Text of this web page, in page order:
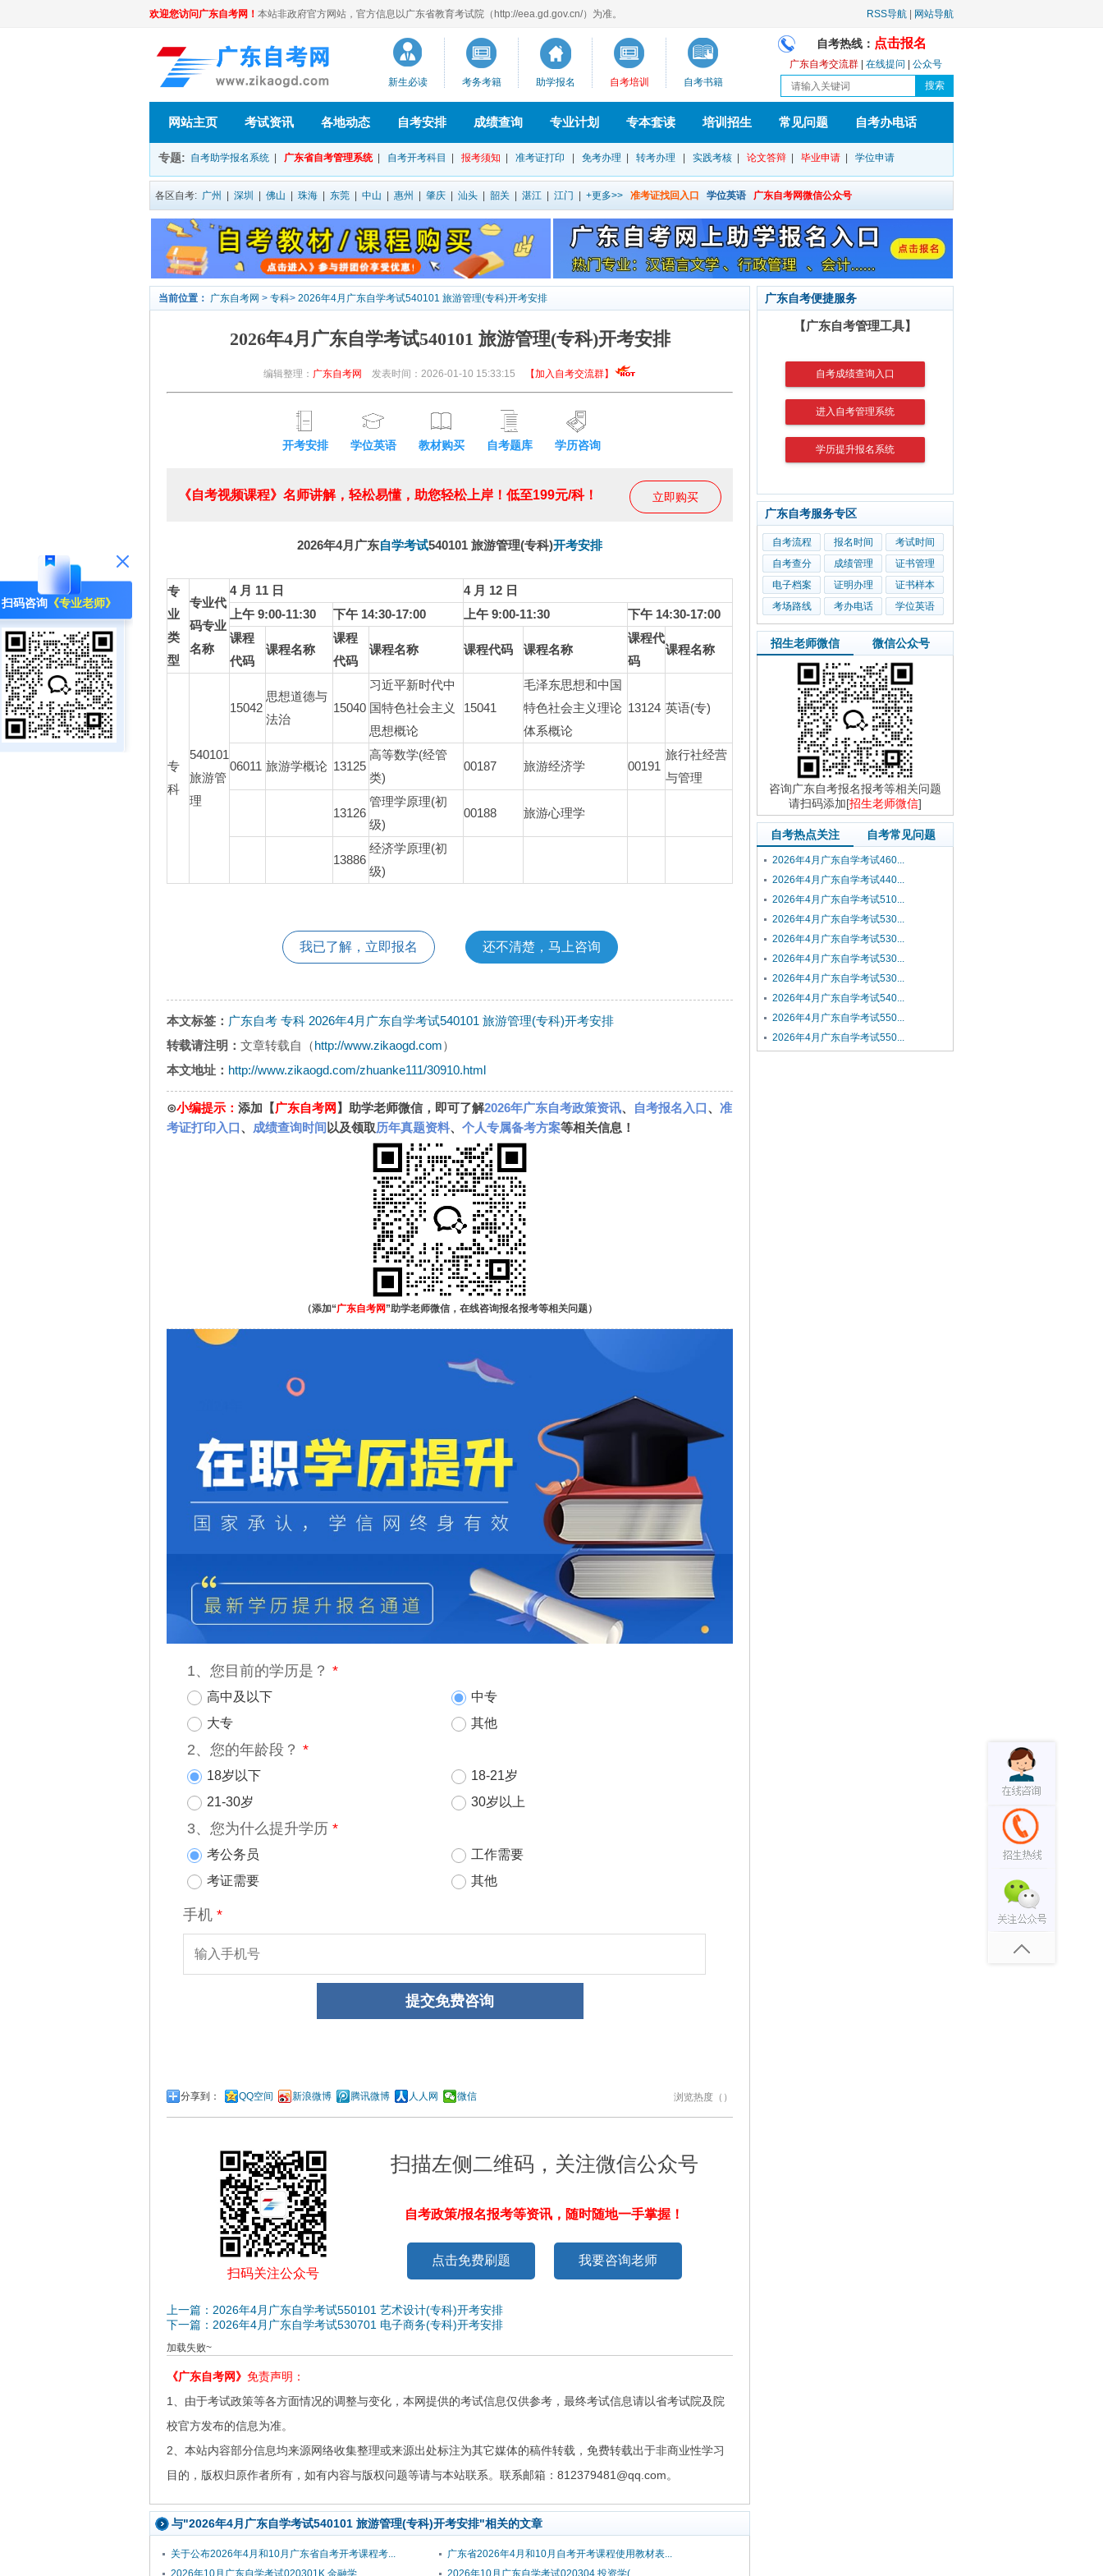
扫码咨询 《专业老师》
欢迎您访问广东自考网！ 本站非政府官方网站，官方信息以广东省教育考试院（http://eea.gd.gov.cn/）为准。 RSS导航 网站导航
新生必读 考务考籍 助学报名 自考培训 自考书籍
自考热线： 点击报名
广东自考交流群 在线提问 公众号
网站主页 考试资讯 各地动态 自考安排 成绩查询 专业计划 专本套读 培训招生 常见问题 自考办电话
专题: 自考助学报名系统 广东省自考管理系统 自考开考科目 报考须知 准考证打印 免考办理 转考办理 实践考核 论文答辩 毕业申请 学位申请
各区自考: 广州 深圳 佛山 珠海 东莞 中山 惠州 肇庆 汕头 韶关 湛江 江门 +更多>> 准考证找回入口 学位英语 广东自考网微信公众号
当前位置： 广东自考网 > 专科> 2026年4月广东自学考试540101 旅游管理(专科)开考安排
2026年4月广东自学考试540101 旅游管理(专科)开考安排
编辑整理： 广东自考网 发表时间：2026-01-10 15:33:15 【加入自考交流群】
开考安排 学位英语 教材购买 自考题库 学历咨询
立即购买
《自考视频课程》名师讲解，轻松易懂，助您轻松上岸！低至199元/科！
2026年4月广东自学考试540101 旅游管理(专科)开考安排
专
业
类
型
专业代
码专业
名称
4 月 11 日
4 月 12 日
上午 9:00-11:30
下午 14:30-17:00 上午 9:00-11:30
下午 14:30-17:00
课程
代码
课程名称
课程
代码
课程名称 课程代码 课程名称
课程代
码
课程名称
专
科
540101
旅游管
理
15042
思想道德与
法治
15040
习近平新时代中
国特色社会主义
思想概论
15041
毛泽东思想和中国
特色社会主义理论
体系概论
13124 英语(专)
06011 旅游学概论 13125
高等数学(经管
类)
00187 旅游经济学 00191
旅行社经营
与管理
13126
管理学原理(初
级)
00188 旅游心理学
13886
经济学原理(初
级)
我已了解，立即报名 还不清楚，马上咨询
本文标签： 广东自考 专科 2026年4月广东自学考试540101 旅游管理(专科)开考安排
转载请注明： 文章转载自（http://www.zikaogd.com）
本文地址： http://www.zikaogd.com/zhuanke111/30910.html
⊙小编提示： 添加【广东自考网 】助学老师微信，即可了解2026年广东自考政策资讯、 自考报名入口、 准
考证打印入口、 成绩查询时间 以及领取历年真题资料、 个人专属备考方案等相关信息！
（添加“广东自考网 ”助学老师微信，在线咨询报名报考等相关问题）
分享到： QQ空间 新浪微博 腾讯微博 人人网 微信 浏览热度（ ）
扫码关注公众号
扫描左侧二维码，关注微信公众号
自考政策/报名报考等资讯，随时随地一手掌握！
点击免费刷题 我要咨询老师
上一篇：2026年4月广东自学考试550101 艺术设计(专科)开考安排
下一篇：2026年4月广东自学考试530701 电子商务(专科)开考安排
加载失败~
《广东自考网》 免责声明：
1、由于考试政策等各方面情况的调整与变化，本网提供的考试信息仅供参考，最终考试信息请以省考试院及院
校官方发布的信息为准。
2、本站内容部分信息均来源网络收集整理或来源出处标注为其它媒体的稿件转载，免费转载出于非商业性学习
目的，版权归原作者所有，如有内容与版权问题等请与本站联系。联系邮箱：812379481@qq.com。
与"2026年4月广东自学考试540101 旅游管理(专科)开考安排"相关的文章
关于公布2026年4月和10月广东省自考开考课程考...
广东省2026年4月和10月自考开考课程使用教材表...
2026年10月广东自学考试020301K 金融学...
2026年10月广东自学考试020304 投资学(...
广东自考便捷服务
【广东自考管理工具】
自考成绩查询入口
进入自考管理系统
学历提升报名系统
广东自考服务专区
自考流程 报名时间
考试时间
自考查分
成绩管理
证书管理
电子档案
证明办理
证书样本
考场路线
考办电话 学位英语
招生老师微信 微信公众号
咨询广东自考报名报考等相关问题
请扫码添加[招生老师微信]
自考热点关注 自考常见问题
2026年4月广东自学考试460...
2026年4月广东自学考试440...
2026年4月广东自学考试510...
2026年4月广东自学考试530...
2026年4月广东自学考试530...
2026年4月广东自学考试530...
2026年4月广东自学考试530...
2026年4月广东自学考试540...
2026年4月广东自学考试550...
2026年4月广东自学考试550...